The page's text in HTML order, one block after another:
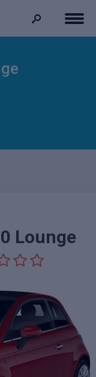
Lounge